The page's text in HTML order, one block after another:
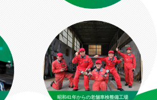
昭和41年からの老舗車検整備工場